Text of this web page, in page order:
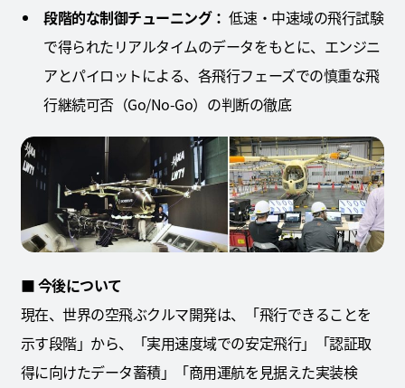
段階的な制御チューニング： 低速・中速域の飛行試験
で得られたリアルタイムのデータをもとに、エンジニ
アとパイロットによる、各飛行フェーズでの慎重な飛
行継続可否（Go/No-Go）の判断の徹底
■ 今後について
現在、世界の空飛ぶクルマ開発は、「飛行できることを
示す段階」から、「実用速度域での安定飛行」「認証取
得に向けたデータ蓄積」「商用運航を見据えた実装検